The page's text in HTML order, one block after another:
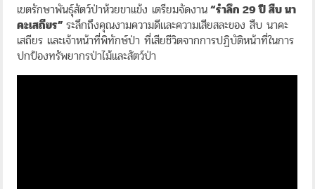
เขตรักษาพันธุ์สัตว์ป่าห้วยขาแข้ง เตรียมจัดงาน“รำลึก 29 ปี สืบ นา
คะเสถียร”ระลึกถึงคุณงามความดีและความเสียสละของ สืบ นาคะ
เสถียร และเจ้าหน้าที่พิทักษ์ป่า ที่เสียชีวิตจากการปฏิบัติหน้าที่ในการ
ปกป้องทรัพยากรป่าไม้และสัตว์ป่า